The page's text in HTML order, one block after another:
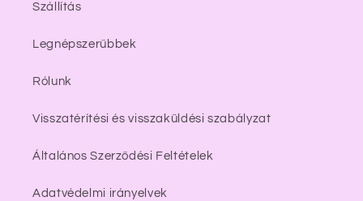
Szállítás
Legnépszerűbbek
Rólunk
Visszatérítési és visszaküldési szabályzat
Általános Szerződési Feltételek
Adatvédelmi irányelvek